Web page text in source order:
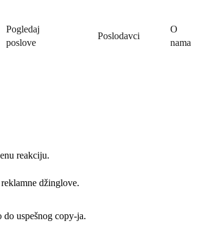
Pogledaj
poslove
Poslodavci
O
nama
reakciju.
džinglove.
uspešnog copy-ja.